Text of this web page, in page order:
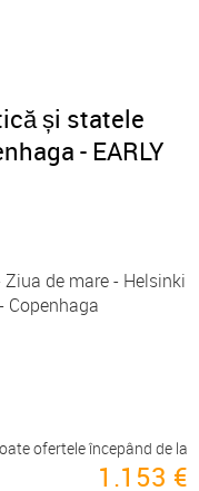
și statele
- EARLY
de mare - Helsinki
Copenhaga
ofertele începând de la
1.153 €